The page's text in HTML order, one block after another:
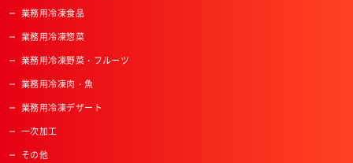
業務用冷凍食品
業務用冷凍惣菜
業務用冷凍野菜・フルーツ
業務用冷凍肉・魚
業務用冷凍デザート
一次加工
その他